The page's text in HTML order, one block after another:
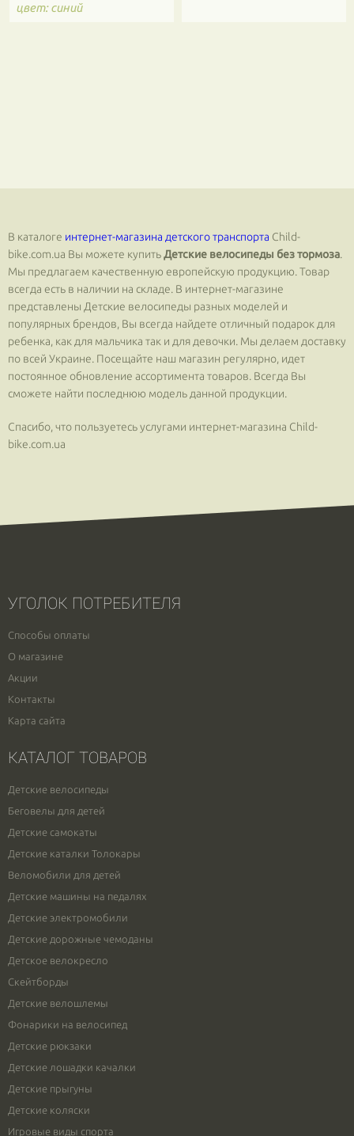
цвет: синий
В каталоге интернет-магазина детского транспорта Сhild-
bike.com.ua Вы можете купитьДетские велосипеды без тормоза.
Мы предлагаем качественную европейскую продукцию. Товар
всегда есть в наличии на складе. В интернет-магазине
представлены Детские велосипеды разных моделей и
популярных брендов, Вы всегда найдете отличный подарок для
ребенка, как для мальчика так и для девочки. Мы делаем доставку
по всей Украине. Посещайте наш магазин регулярно, идет
постоянное обновление ассортимента товаров. Всегда Вы
сможете найти последнюю модель данной продукции.
Спасибо, что пользуетесь услугами интернет-магазина Сhild-
bike.com.ua
УГОЛОК ПОТРЕБИТЕЛЯ
Способы оплаты
О магазине
Акции
Контакты
Карта сайта
КАТАЛОГ ТОВАРОВ
Детские велосипеды
Беговелы для детей
Детские самокаты
Детские каталки Толокары
Веломобили для детей
Детские машины на педалях
Детские электромобили
Детские дорожные чемоданы
Детское велокресло
Скейтборды
Детские велошлемы
Фонарики на велосипед
Детские рюкзаки
Детские лошадки качалки
Детские прыгуны
Детские коляски
Игровые виды спорта